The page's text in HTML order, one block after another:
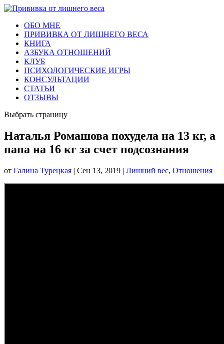
ОБО МНЕ
ПРИВИВКА ОТ ЛИШНЕГО ВЕСА
КНИГА
АЗБУКА ОТНОШЕНИЙ
КЛУБ
ПСИХОЛОГИЧЕСКИЕ ИГРЫ
КОНСУЛЬТАЦИИ
СТАТЬИ
ОТЗЫВЫ
Выбрать страницу
Наталья Ромашова похудела на 13 кг, а
папа на 16 кг за счет подсознания
от Галина Турецкая | Сен 13, 2019 | Лишний вес, Отношения